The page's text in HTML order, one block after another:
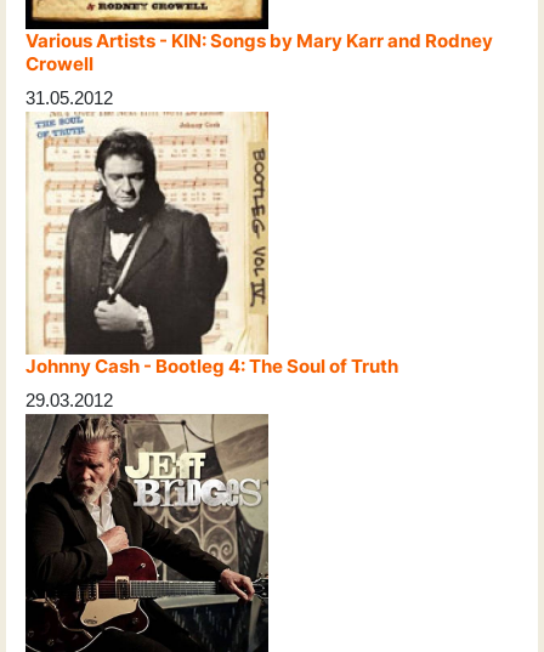
Various Artists - KIN: Songs by Mary Karr and Rodney
Crowell
31.05.2012
Johnny Cash - Bootleg 4: The Soul of Truth
29.03.2012